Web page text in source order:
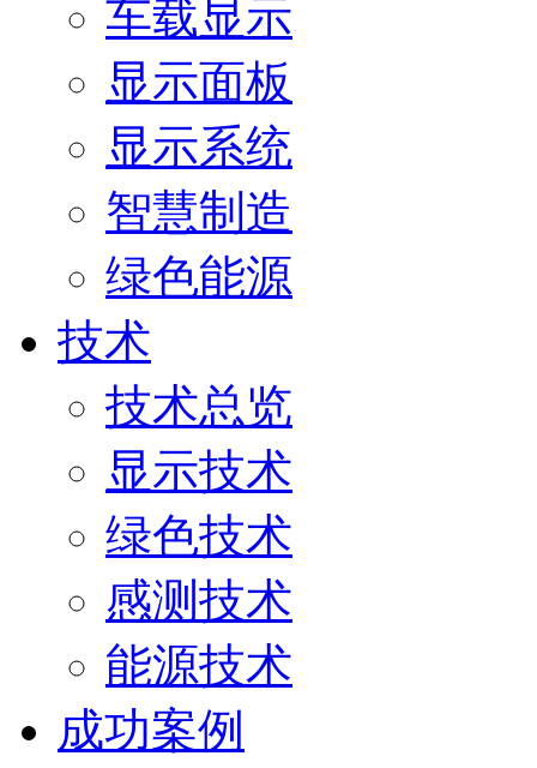
车载显示
显示面板
显示系统
智慧制造
绿色能源
技术
技术总览
显示技术
绿色技术
感测技术
能源技术
成功案例